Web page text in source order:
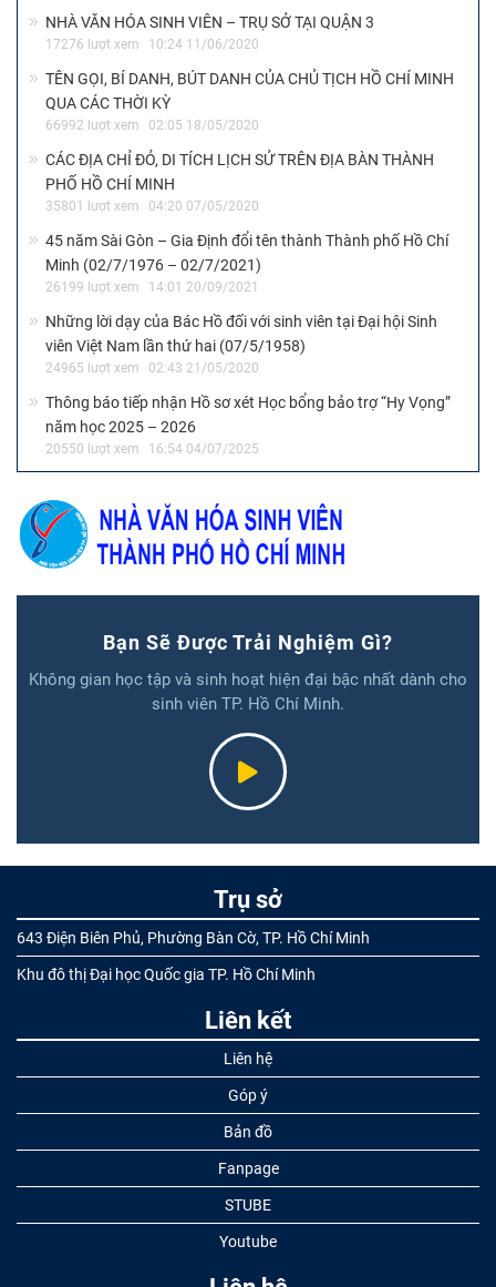
NHÀ VĂN HÓA SINH VIÊN – TRỤ SỞ TẠI QUẬN 3
17276 lượt xem 10:24 11/06/2020
TÊN GỌI, BÍ DANH, BÚT DANH CỦA CHỦ TỊCH HỒ CHÍ MINH
QUA CÁC THỜI KỲ
66992 lượt xem 02:05 18/05/2020
CÁC ĐỊA CHỈ ĐỎ, DI TÍCH LỊCH SỬ TRÊN ĐỊA BÀN THÀNH
PHỐ HỒ CHÍ MINH
35801 lượt xem 04:20 07/05/2020
45 năm Sài Gòn – Gia Định đổi tên thành Thành phố Hồ Chí
Minh (02/7/1976 – 02/7/2021)
26199 lượt xem 14:01 20/09/2021
Những lời dạy của Bác Hồ đối với sinh viên tại Đại hội Sinh
viên Việt Nam lần thứ hai (07/5/1958)
24965 lượt xem 02:43 21/05/2020
Thông báo tiếp nhận Hồ sơ xét Học bổng bảo trợ “Hy Vọng”
năm học 2025 – 2026
20550 lượt xem 16:54 04/07/2025
Bạn Sẽ Được Trải Nghiệm Gì?
Không gian học tập và sinh hoạt hiện đại bậc nhất dành cho
sinh viên TP. Hồ Chí Minh.
Trụ sở
643 Điện Biên Phủ, Phường Bàn Cờ, TP. Hồ Chí Minh
Khu đô thị Đại học Quốc gia TP. Hồ Chí Minh
Liên kết
Liên hệ
Góp ý
Bản đồ
Fanpage
STUBE
Youtube